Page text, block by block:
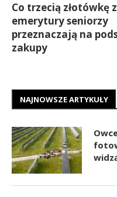
Co trzecią złotówkę z
emerytury seniorzy
przeznaczają na
zakupy
NAJNOWSZE ARTYKUŁY